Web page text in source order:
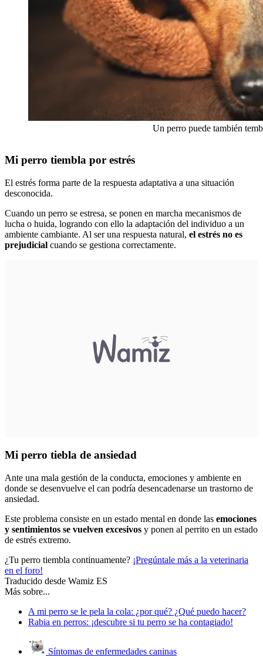
Un perro puede también
Mi perro tiembla por estrés
El estrés forma parte de la respuesta adaptativa a una situación
desconocida.
Cuando un perro se estresa, se ponen en marcha mecanismos de
lucha o huida, logrando con ello la adaptación del individuo a un
ambiente cambiante. Al ser una respuesta natural, el estrés no es
prejudicial cuando se gestiona correctamente.
Mi perro tiebla de ansiedad
Ante una mala gestión de la conducta, emociones y ambiente en
donde se desenvuelve el can podría desencadenarse un trastorno de
ansiedad.
Este problema consiste en un estado mental en donde las emociones
y sentimientos se vuelven excesivos y ponen al perrito en un estado
de estrés extremo.
¿Tu perro tiembla continuamente? ¡Pregúntale más a la veterinaria
en el foro!
Traducido desde Wamiz ES
Más sobre...
A mi perro se le pela la cola: ¿por qué? ¿Qué puedo hacer?
Rabia en perros: ¡descubre si tu perro se ha contagiado!
Síntomas de enfermedades caninas